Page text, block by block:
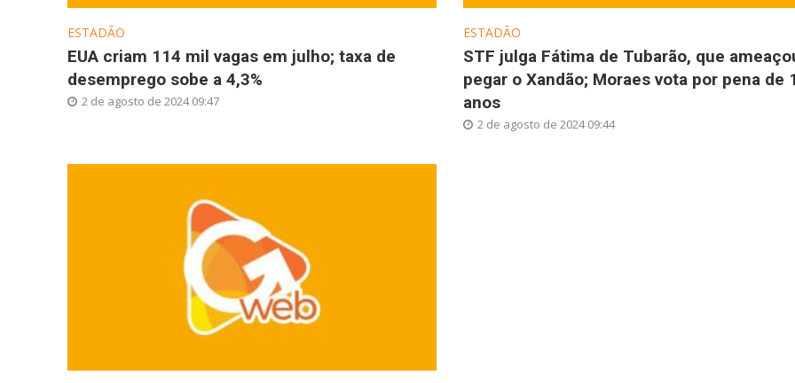
ESTADÃO
EUA criam 114 mil vagas em julho; taxa de
desemprego sobe a 4,3%
2 de agosto de 2024 09:47
ESTADÃO
STF julga Fátima de Tubarão, que
pegar o Xandão; Moraes vota por pena de
anos
2 de agosto de 2024 09:44